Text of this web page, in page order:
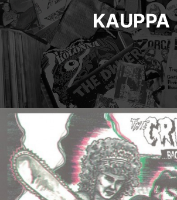
KAUPPA